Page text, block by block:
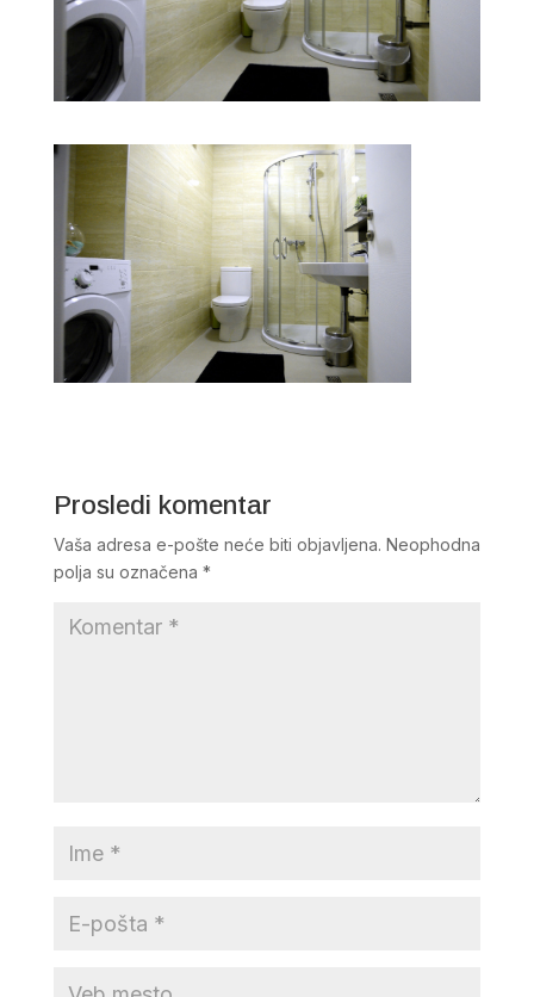
Prosledi komentar
Vaša adresa e-pošte neće biti objavljena. Neophodna
polja su označena *